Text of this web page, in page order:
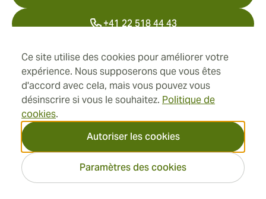
Ce site utilise des cookies pour améliorer votre
expérience. Nous supposerons que vous êtes
d'accord avec cela, mais vous pouvez vous
désinscrire si vous le souhaitez. Politique de
cookies.
Autoriser les cookies
Paramètres des cookies
Adresse
Informations
+41 22 518 44 43
info@swisscubancigars.com
2026 SwissCubanCigars.fr —
Cigar Group. Tous les droits